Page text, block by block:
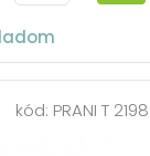
kód: PRANI T 2198